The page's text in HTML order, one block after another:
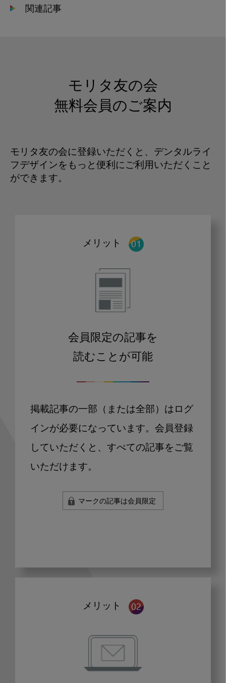
関連記事
モリタ友の会
無料会員のご案内
モリタ友の会に登録いただくと、デンタルライ
フデザインをもっと便利にご利用いただくこと
ができます。
メリット
会員限定の記事を
読むことが可能
掲載記事の一部（または全部）はログ
インが必要になっています。会員登録
していただくと、すべての記事をご覧
いただけます。
マークの記事は会員限定
メリット